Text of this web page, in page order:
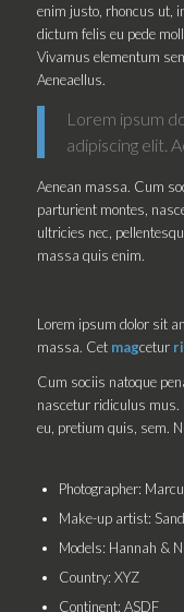
enim justo, rhoncus ut,
dictum felis eu pede
Vivamus elementum
Aeneaellus.
Lorem ipsum
adipiscing elit.
Aenean massa. Cum
parturient montes,
ultricies nec,
massa quis enim.
Lorem ipsum dolor sit
massa. Cet magcetur
Cum sociis natoque
nascetur ridiculus mus.
eu, pretium quis, sem.
Photographer:
Make-up artist:
Models: Hannah &
Country: XYZ
Continent: ASDF